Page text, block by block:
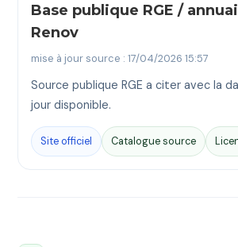
Base publique RGE /
Renov
mise à jour source : 17/04/2026 15:57
Source publique RGE a citer avec la
jour disponible.
Site officiel Catalogue source